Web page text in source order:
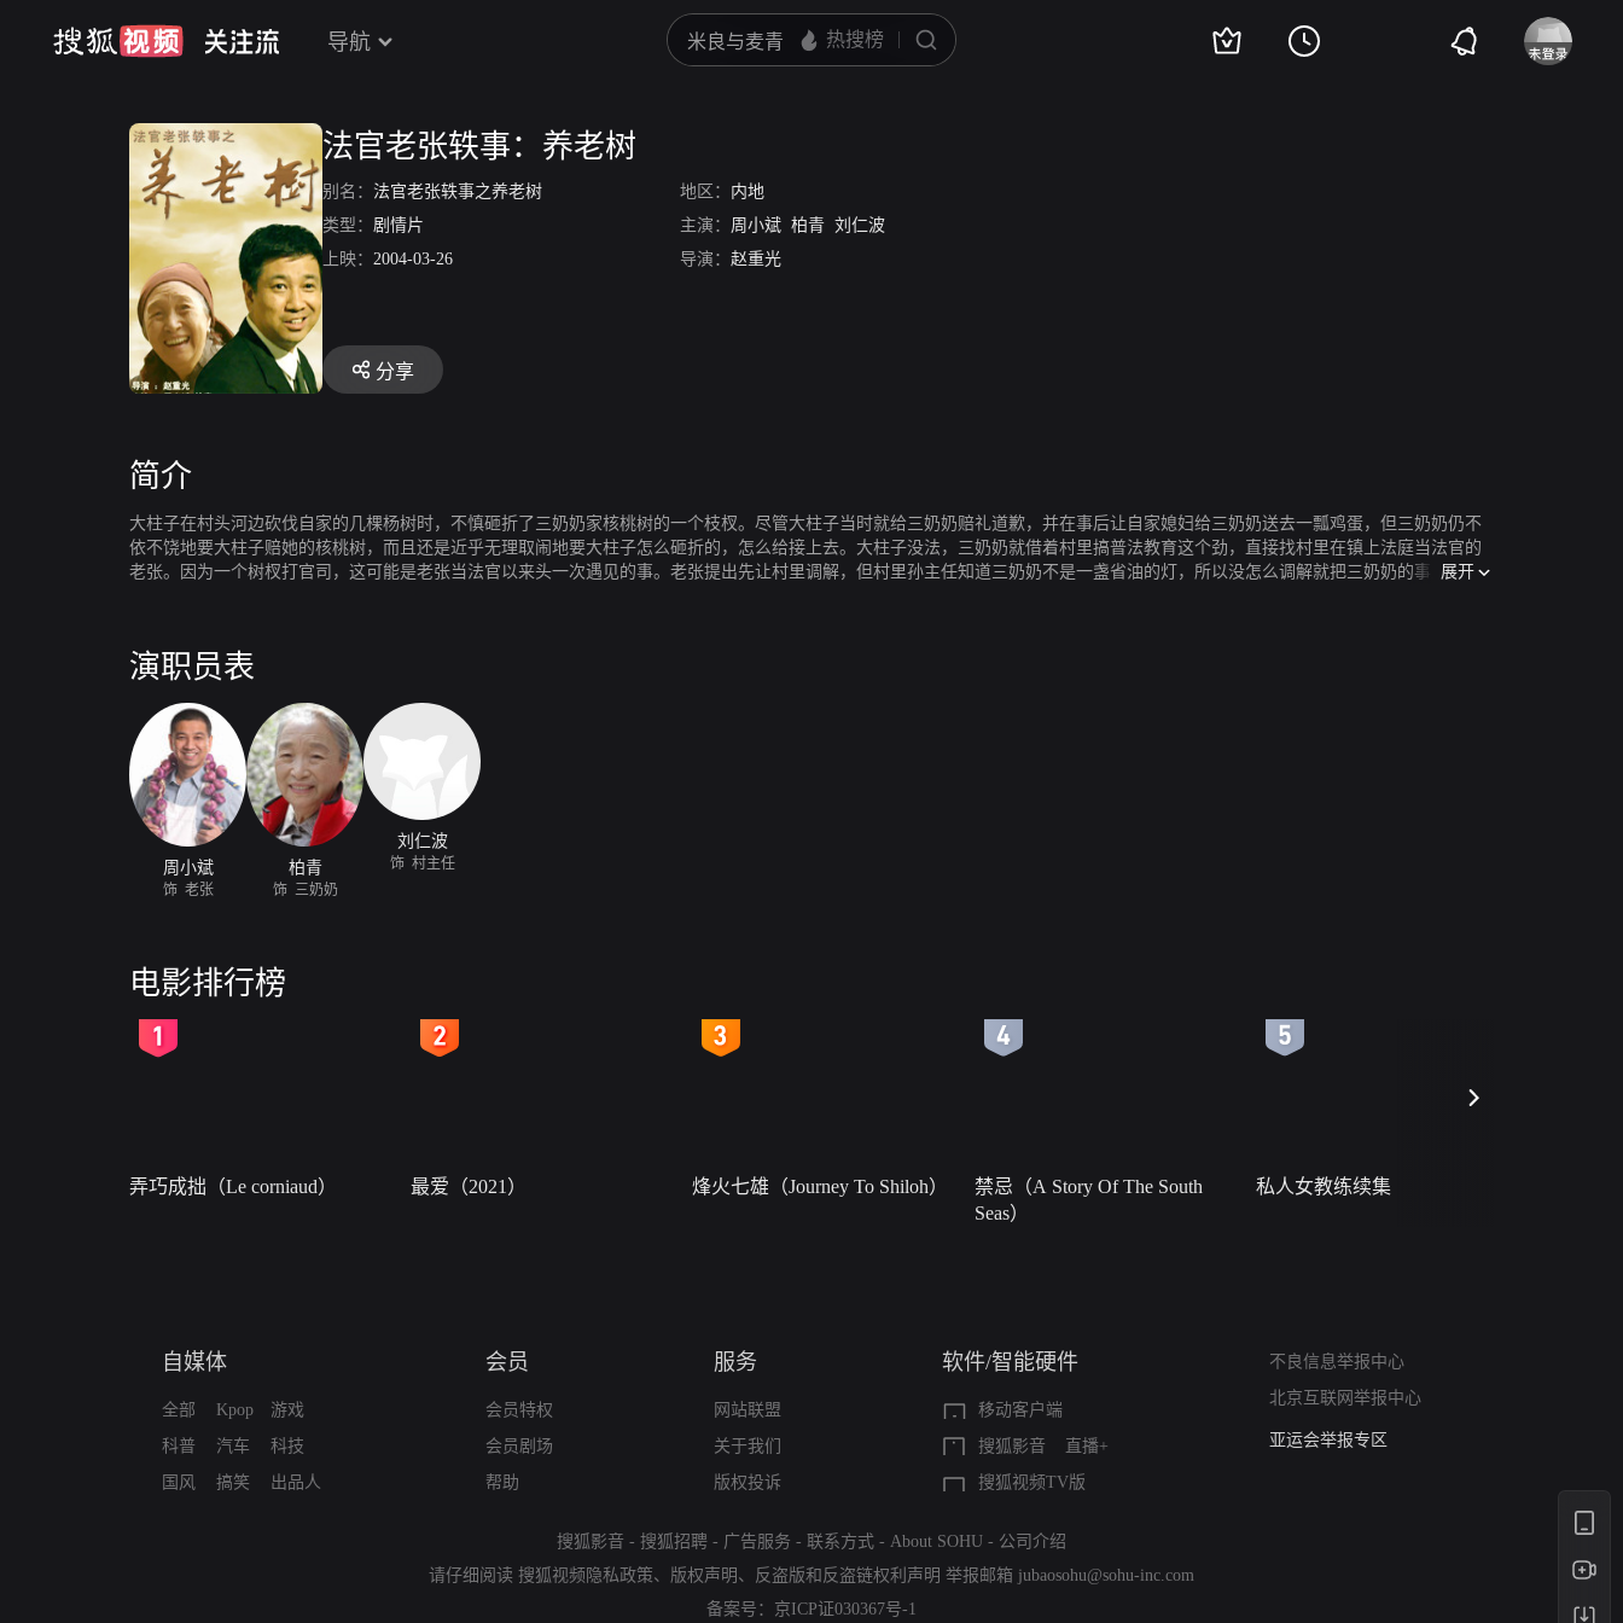
导航
法官老张轶事：养老树
别名： 法官老张轶事之养老树 地区： 内地
类型： 剧情片 主演： 周小斌 柏青 刘仁波
上映： 2004-03-26 导演： 赵重光
分享
简介
大柱子在村头河边砍伐自家的几棵杨树时，不慎砸折了三奶奶家核桃树的一个枝杈。尽管大柱子当时就给三奶奶赔礼道歉，并在事后让自家媳妇给三奶奶送去一瓢鸡蛋，但三奶奶仍不
依不饶地要大柱子赔她的核桃树，而且还是近乎无理取闹地要大柱子怎么砸折的，怎么给接上去。大柱子没法，三奶奶就借着村里搞普法教育这个劲，直接找村里在镇上法庭当法官的
老张。因为一个树杈打官司，这可能是老张当法官以来头一次遇见的事。老张提出先让村里调解，但村里孙主任知道三奶奶不是一盏省油的灯，所以没怎么调解就把三奶奶的事又给推
展开
演职员表
周小斌
饰 老张
柏青
饰 三奶奶
刘仁波
饰 村主任
电影排行榜
弄巧成拙（Le corniaud） 最爱（2021） 烽火七雄（Journey To Shiloh）
禁忌（A Story Of The South
Seas）
私人女教练续集
自媒体
全部
科普
国风
Kpop
汽车
搞笑
游戏
科技
出品人
会员
会员特权
会员剧场
帮助
服务
网站联盟
关于我们
版权投诉
软件/智能硬件
移动客户端
搜狐影音
直播+
搜狐视频TV版
不良信息举报中心
北京互联网举报中心
算法推荐专项举报
亚运会举报专区
搜狐影音 - 搜狐招聘 - 广告服务 - 联系方式 - About SOHU - 公司介绍
请仔细阅读 搜狐视频隐私政策、 版权声明 、 反盗版和反盗链权利声明 举报邮箱 jubaosohu@sohu-inc.com
备案号： 京ICP证030367号-1